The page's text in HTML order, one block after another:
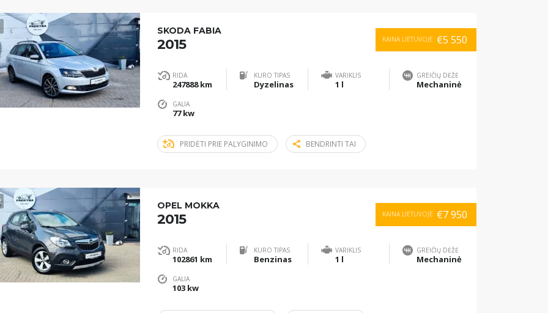
KAINA LIETUVOJE €5 550
SKODA FABIA
2015
RIDA
247888 km
KURO TIPAS
Dyzelinas
VARIKLIS
1 l
GREIČIŲ DĖŽĖ
Mechaninė
GALIA
77 kw
PRIDĖTI PRIE PALYGINIMO BENDRINTI TAI
KAINA LIETUVOJE €7 950
OPEL MOKKA
2015
RIDA
102861 km
KURO TIPAS
Benzinas
VARIKLIS
1 l
GREIČIŲ DĖŽĖ
Mechaninė
GALIA
103 kw